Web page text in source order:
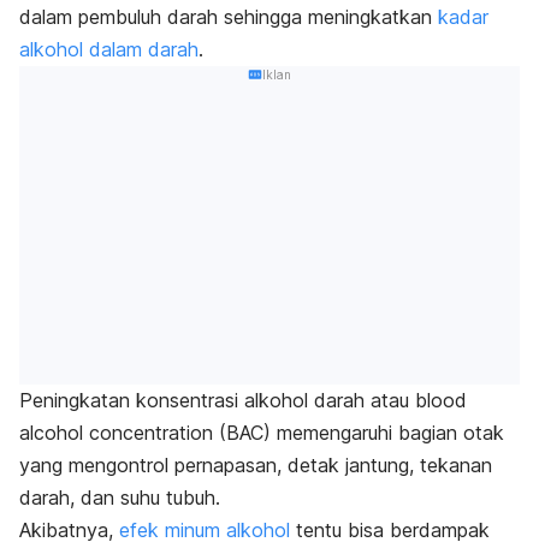
dalam pembuluh darah sehingga meningkatkan kadar
alkohol dalam darah.
Iklan
Peningkatan konsentrasi alkohol darah atau blood
alcohol concentration (BAC) memengaruhi bagian otak
yang mengontrol pernapasan, detak jantung, tekanan
darah, dan suhu tubuh.
Akibatnya, efek minum alkohol tentu bisa berdampak